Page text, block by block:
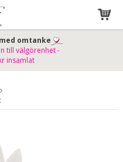
i varukorgen
omtanke
till välgörenhet -
insamlat